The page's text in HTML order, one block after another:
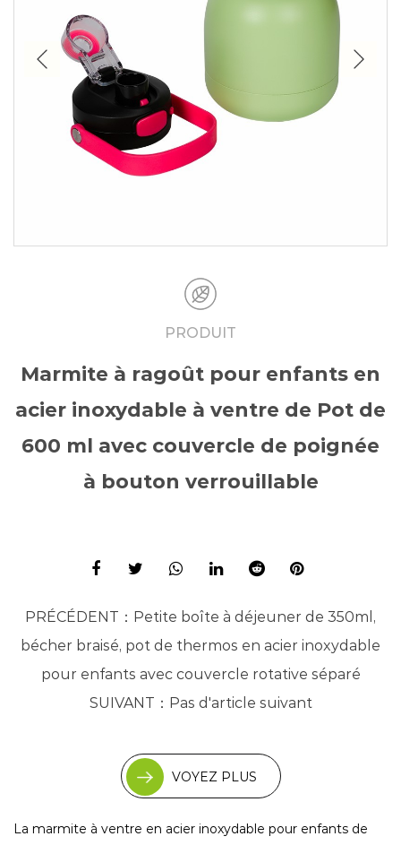
PRODUIT
Marmite à ragoût pour enfants en
acier inoxydable à ventre de Pot de
600 ml avec couvercle de poignée
à bouton verrouillable
PRÉCÉDENT： Petite boîte à déjeuner de 350ml,
bécher braisé, pot de thermos en acier inoxydable
pour enfants avec couvercle rotative séparé
SUIVANT： Pas d'article suivant
VOYEZ PLUS
La marmite à ventre en acier inoxydable pour enfants de